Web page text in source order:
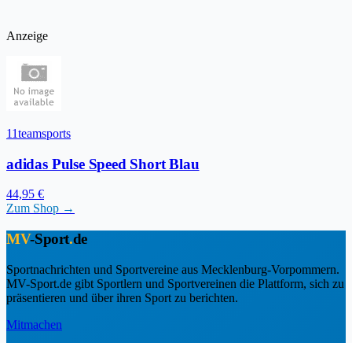
Anzeige
11teamsports
adidas Pulse Speed Short Blau
44,95 €
Zum Shop →
MV-Sport.de
Sportnachrichten und Sportvereine aus Mecklenburg-Vorpommern.
MV-Sport.de gibt Sportlern und Sportvereinen die Plattform, sich zu
präsentieren und über ihren Sport zu berichten.
Mitmachen